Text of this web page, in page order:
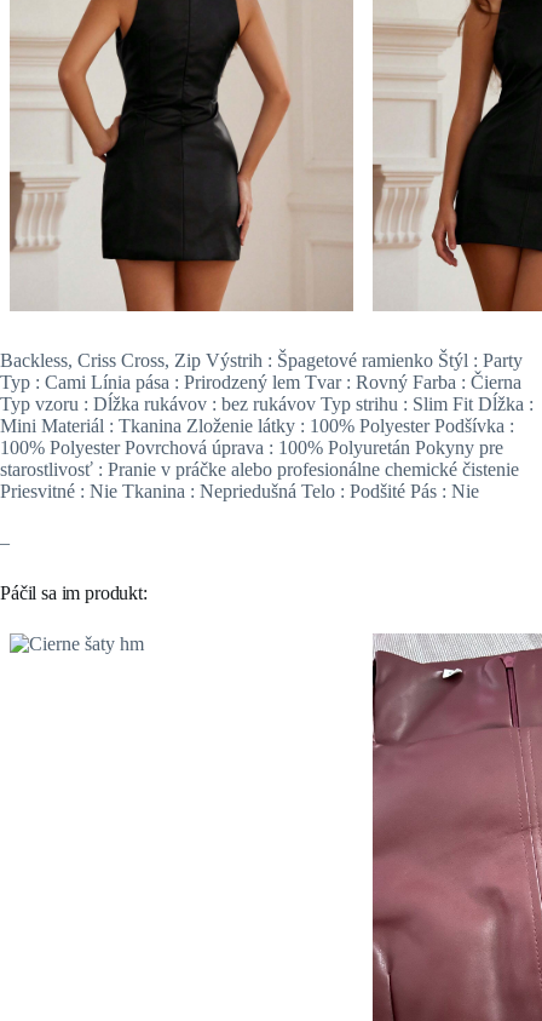
Backless, Criss Cross, Zip Výstrih : Špagetové ramienko Štýl : Party
Typ : Cami Línia pása : Prirodzený lem Tvar : Rovný Farba : Čierna
Typ vzoru : Dĺžka rukávov : bez rukávov Typ strihu : Slim Fit Dĺžka :
Mini Materiál : Tkanina Zloženie látky : 100% Polyester Podšívka :
100% Polyester Povrchová úprava : 100% Polyuretán Pokyny pre
starostlivosť : Pranie v práčke alebo profesionálne chemické čistenie
Priesvitné : Nie Tkanina : Nepriedušná Telo : Podšité Pás : Nie
–
Páčil sa im produkt: